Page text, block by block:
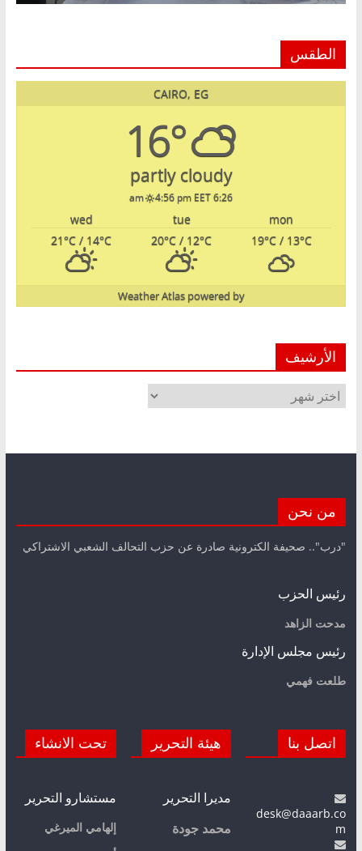
الطقس
CAIRO, EG
16°
partly cloudy
6:26 am
4:56 pm EET
mon
tue
wed
19°C/ 13°C
20°C / 12°C
21°C / 14°C
powered by
Weather Atlas
الأرشيف
الأرشيف
من نحن
"درب".. صحيفة الكترونية صادرة عن حزب التحالف الشعبي الاشتراكي
رئيس الحزب
مدحت الزاهد
رئيس مجلس الإدارة
طلعت فهمي
اتصل بنا
desk@daaarb.co
m
هيئة التحرير
مديرا التحرير
محمد جودة
تحت الانشاء
مستشارو التحرير
إلهامي الميرغي